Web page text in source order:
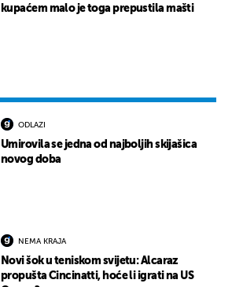
kupaćem malo je toga prepustila mašti
ODLAZI
Umirovila se jedna od najboljih skijašica
novog doba
NEMA KRAJA
Novi šok u teniskom svijetu: Alcaraz
propušta Cincinatti, hoće li igrati na US